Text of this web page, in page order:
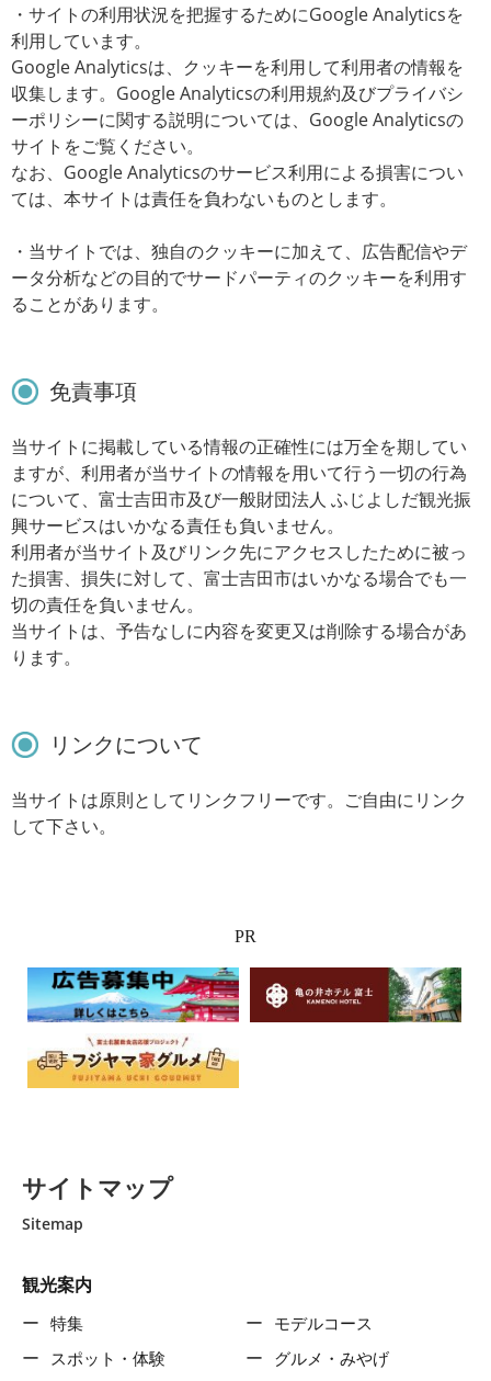
・サイトの利用状況を把握するためにGoogle Analyticsを
利用しています。
Google Analyticsは、クッキーを利用して利用者の情報を
収集します。Google Analyticsの利用規約及びプライバシ
ーポリシーに関する説明については、Google Analyticsの
サイトをご覧ください。
なお、Google Analyticsのサービス利用による損害につい
ては、本サイトは責任を負わないものとします。
・当サイトでは、独自のクッキーに加えて、広告配信やデ
ータ分析などの目的でサードパーティのクッキーを利用す
ることがあります。
免責事項
当サイトに掲載している情報の正確性には万全を期してい
ますが、利用者が当サイトの情報を用いて行う一切の行為
について、富士吉田市及び一般財団法人 ふじよしだ観光振
興サービスはいかなる責任も負いません。
利用者が当サイト及びリンク先にアクセスしたために被っ
た損害、損失に対して、富士吉田市はいかなる場合でも一
切の責任を負いません。
当サイトは、予告なしに内容を変更又は削除する場合があ
ります。
リンクについて
当サイトは原則としてリンクフリーです。ご自由にリンク
して下さい。
PR
サイトマップ
Sitemap
観光案内
特集
モデルコース
スポット・体験
グルメ・みやげ